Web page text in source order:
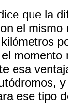
que la
el
momento
esa
ese tipo